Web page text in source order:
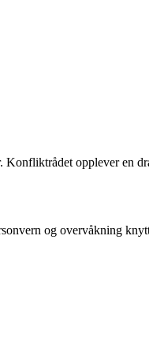
opplever en
og overvåkning